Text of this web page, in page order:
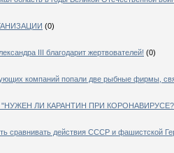
(0)
III благодарит жертвователей! (0)
компаний попали две рыбные фирмы,
"НУЖЕН ЛИ КАРАНТИН ПРИ
сравнивать действия СССР и фашистской